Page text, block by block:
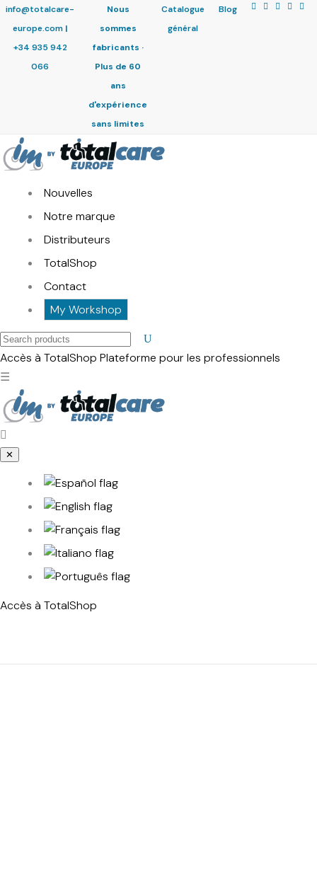
info@totalcare-
europe.com|
+34 935 942
066
Nous
sommes
fabricants ·
Plus de 60
ans
d'expérience
sans limites
Catalogue
général
Blog
Nouvelles
Notre marque
Distributeurs
TotalShop
Contact
My Workshop
Search
products
Accès à TotalShop Plateforme pour les professionnels
☰
✕
Accès à TotalShop